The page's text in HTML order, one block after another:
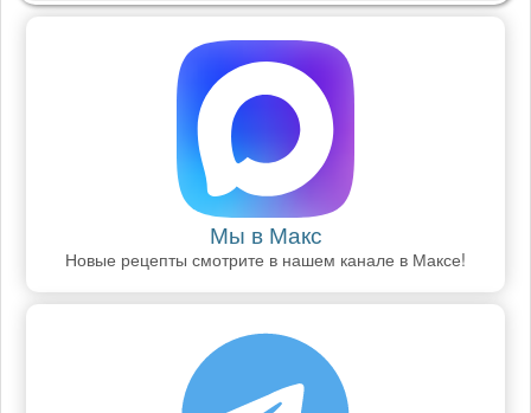
Мы в Макс
Новые рецепты смотрите в нашем канале в Максе!